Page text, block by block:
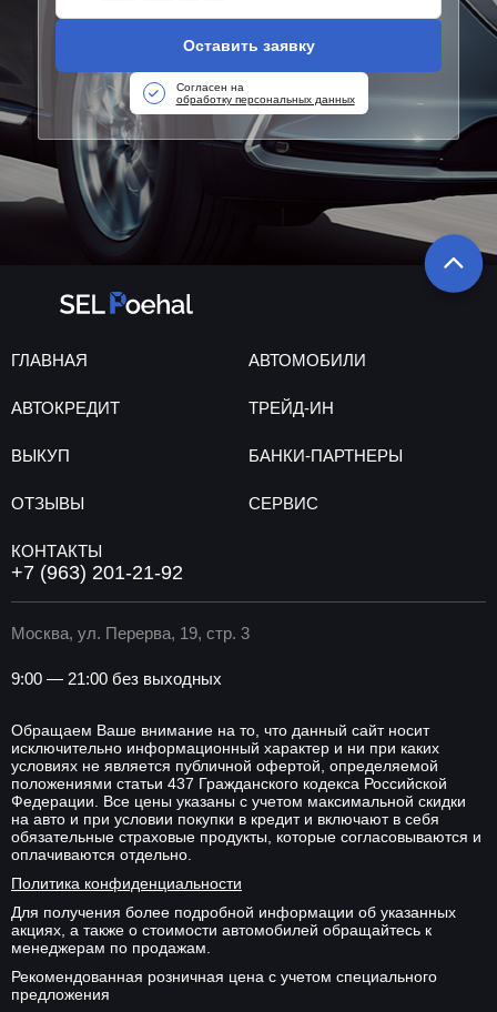
Оставить заявку
Согласен на
обработку персональных данных
ГЛАВНАЯ АВТОМОБИЛИ
АВТОКРЕДИТ ТРЕЙД-ИН
ВЫКУП БАНКИ-ПАРТНЕРЫ
ОТЗЫВЫ СЕРВИС
КОНТАКТЫ
+7 (963) 201-21-92
Москва, ул. Перерва, 19, стр. 3
9:00 — 21:00 без выходных
Обращаем Ваше внимание на то, что данный сайт носит
исключительно информационный характер и ни при каких
условиях не является публичной офертой, определяемой
положениями статьи 437 Гражданского кодекса Российской
Федерации. Все цены указаны с учетом максимальной скидки
на авто и при условии покупки в кредит и включают в себя
обязательные страховые продукты, которые согласовываются и
оплачиваются отдельно.
Политика конфиденциальности
Для получения более подробной информации об указанных
акциях, а также о стоимости автомобилей обращайтесь к
менеджерам по продажам.
Рекомендованная розничная цена с учетом специального
предложения